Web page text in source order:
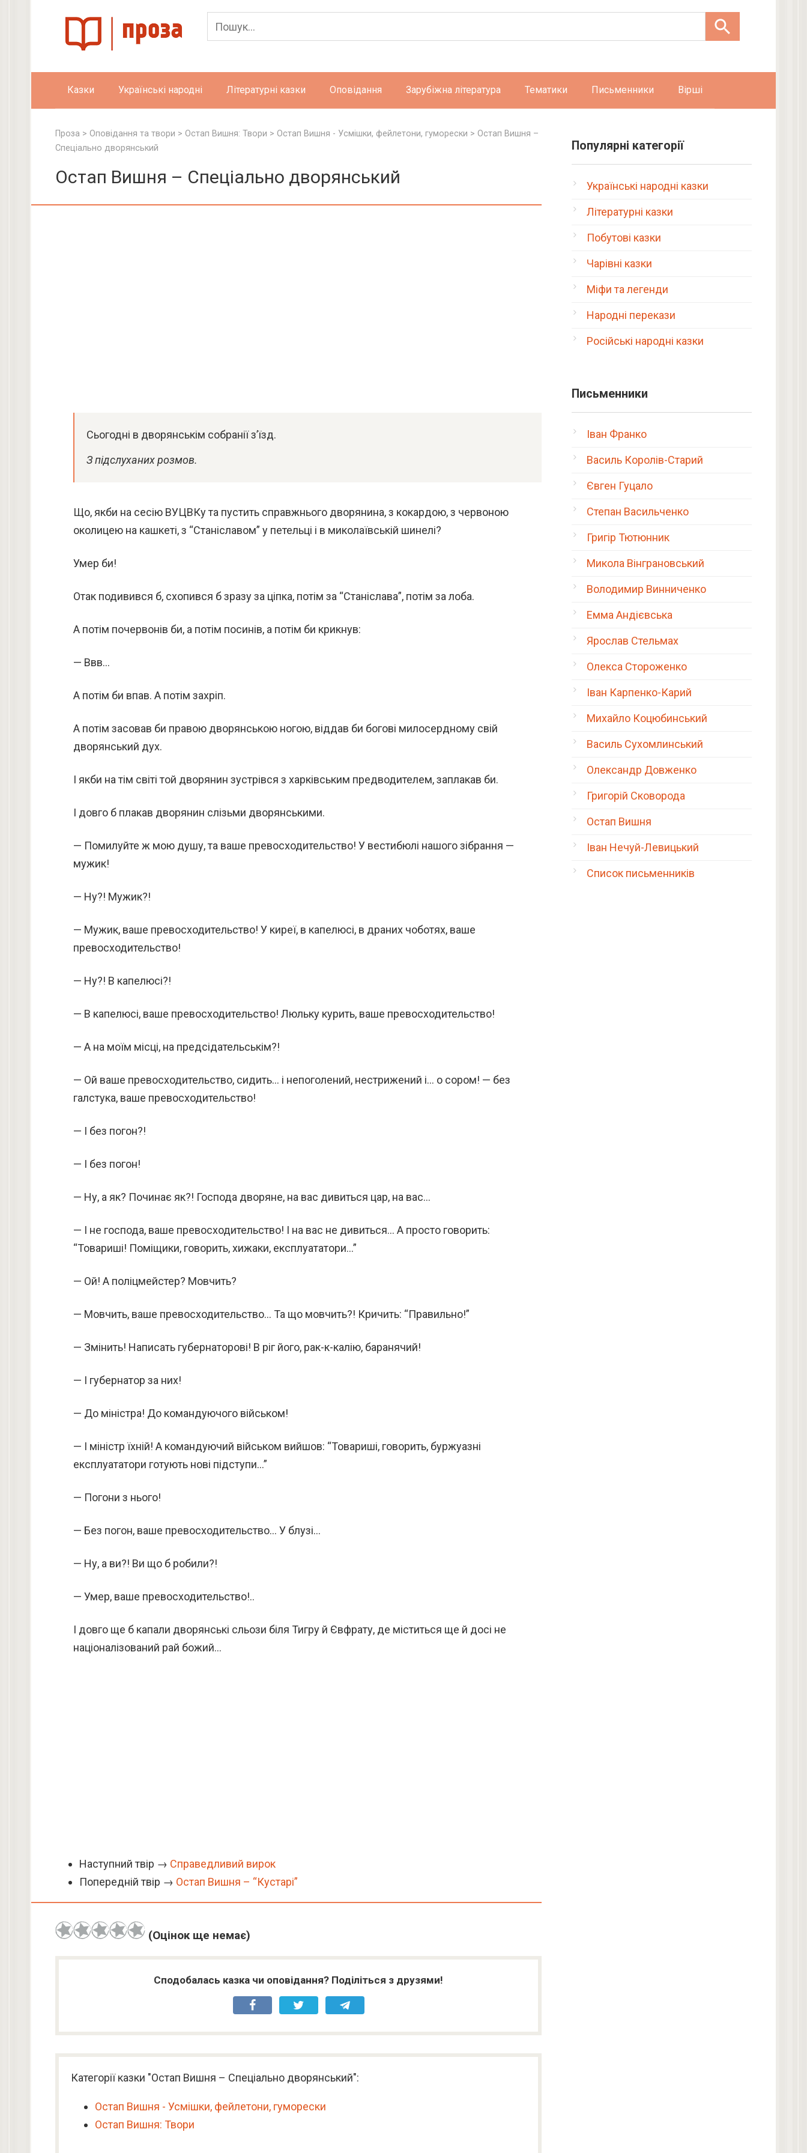
Казки Українські народні Літературні казки Оповідання Зарубіжна література Тематики Письменники Вірші
Проза > Оповідання та твори > Остап Вишня: Твори > Остап Вишня - Усмішки, фейлетони, гуморески > Остап Вишня –
Спеціально дворянський
Остап Вишня – Спеціально дворянський
Сьогодні в дворянськім собранії з’їзд.
З підслуханих розмов.
Що, якби на сесію ВУЦВКу та пустить справжнього дворянина, з кокардою, з червоною
околицею на кашкеті, з “Станіславом” у петельці і в миколаївській шинелі?
Умер би!
Отак подивився б, схопився б зразу за ціпка, потім за “Станіслава”, потім за лоба.
А потім почервонів би, а потім посинів, а потім би крикнув:
— Ввв…
А потім би впав. А потім захріп.
А потім засовав би правою дворянською ногою, віддав би богові милосердному свій
дворянський дух.
І якби на тім світі той дворянин зустрівся з харківським предводителем, заплакав би.
І довго б плакав дворянин слізьми дворянськими.
— Помилуйте ж мою душу, та ваше превосходительство! У вестибюлі нашого зібрання —
мужик!
— Ну?! Мужик?!
— Мужик, ваше превосходительство! У киреї, в капелюсі, в драних чоботях, ваше
превосходительство!
— Ну?! В капелюсі?!
— В капелюсі, ваше превосходительство! Люльку курить, ваше превосходительство!
— А на моїм місці, на предсідательськім?!
— Ой ваше превосходительство, сидить… і непоголений, нестрижений і… о сором! — без
галстука, ваше превосходительство!
— І без погон?!
— І без погон!
— Ну, а як? Починає як?! Господа дворяне, на вас дивиться цар, на вас…
— І не господа, ваше превосходительство! І на вас не дивиться… А просто говорить:
“Товариші! Поміщики, говорить, хижаки, експлуататори…”
— Ой! А поліцмейстер? Мовчить?
— Мовчить, ваше превосходительство… Та що мовчить?! Кричить: “Правильно!”
— Змінить! Написать губернаторові! В ріг його, рак-к-калію, баранячий!
— І губернатор за них!
— До міністра! До командуючого військом!
— І міністр їхній! А командуючий військом вийшов: “Товариші, говорить, буржуазні
експлуататори готують нові підступи…”
— Погони з нього!
— Без погон, ваше превосходительство… У блузі…
— Ну, а ви?! Ви що б робили?!
— Умер, ваше превосходительство!..
І довго ще б капали дворянські сльози біля Тигру й Євфрату, де міститься ще й досі не
націоналізований рай божий…
Наступний твір → Справедливий вирок
Попередній твір → Остап Вишня – “Кустарі”
(Оцінок ще немає)
Сподобалась казка чи оповідання? Поділіться з друзями!
Категорії казки "Остап Вишня – Спеціально дворянський":
Остап Вишня - Усмішки, фейлетони, гуморески
Остап Вишня: Твори
Популярні категорії
Українські народні казки
Літературні казки
Побутові казки
Чарівні казки
Міфи та легенди
Народні перекази
Російські народні казки
Письменники
Іван Франко
Василь Королів-Старий
Євген Гуцало
Степан Васильченко
Григір Тютюнник
Микола Вінграновський
Володимир Винниченко
Емма Андієвська
Ярослав Стельмах
Олекса Стороженко
Іван Карпенко-Карий
Михайло Коцюбинський
Василь Сухомлинський
Олександр Довженко
Григорій Сковорода
Остап Вишня
Іван Нечуй-Левицький
Список письменників